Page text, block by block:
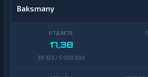
Baksmany
17,38
36 323 / 5 000 000